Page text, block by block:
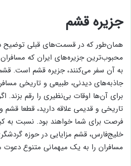
جزیره قشم
همان‌طور که در قسمت‌های قبلی توضیح
محبوب‌ترین جزیره‌های ایران که
به آن سفر می‌کنند، جزیره قشم است. قشم
جاذبه‌های دیدنی، طبیعی و تاریخی
برای آن‌ها اوقات بی‌نظیری را رقم بزند.
تاریخی و قدیمی علاقه دارید، قطعا قشم
فرصت برای شما خواهند بود. نسبت به
خلیج‌فارس، قشم مزایایی در حوزه
مسافران را به یک میهمانی متنوع دعوت